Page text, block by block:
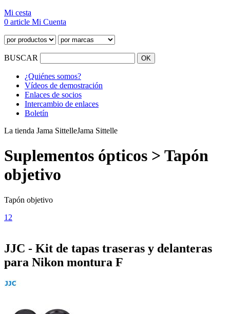
Mi cesta
0 article Mi Cuenta
BUSCAR
¿Quiénes somos?
Vídeos de demostración
Enlaces de socios
Intercambio de enlaces
Boletín
La tienda Jama SittelleJama Sittelle
Suplementos ópticos > Tapón
objetivo
Tapón objetivo
1 2
JJC - Kit de tapas traseras y delanteras
para Nikon montura F